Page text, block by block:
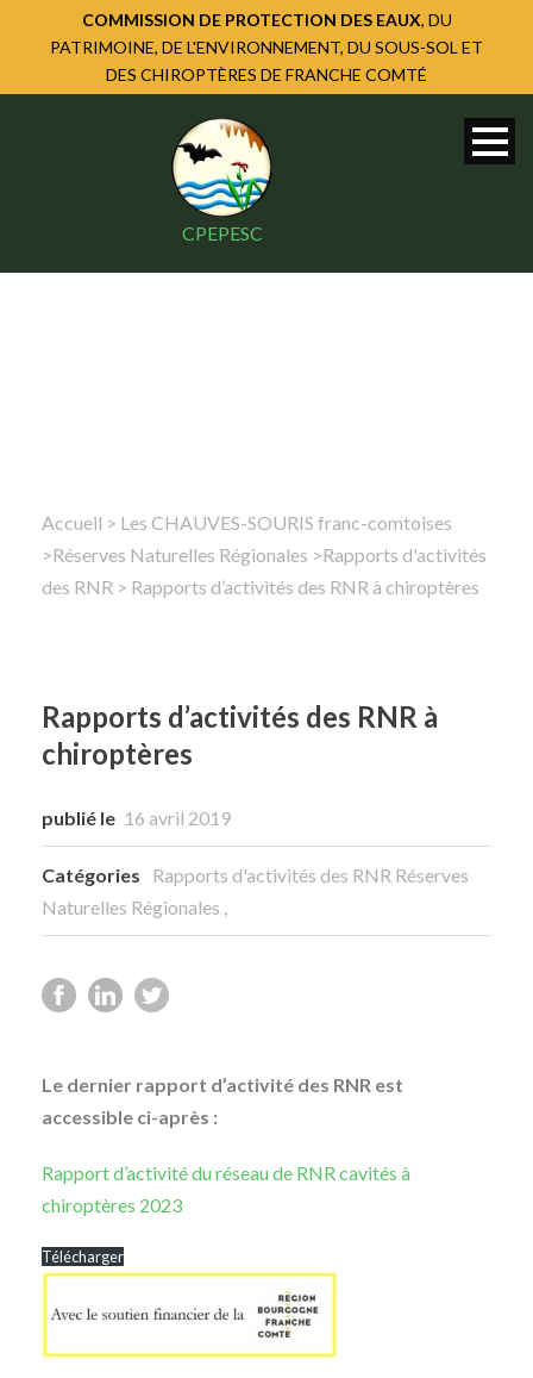
COMMISSION DE PROTECTION DES EAUX, DU
PATRIMOINE, DE L'ENVIRONNEMENT, DU SOUS-SOL ET
DES CHIROPTÈRES DE FRANCHE COMTÉ
CPEPESC
Rechercher
Accueil > Les CHAUVES-SOURIS franc-comtoises
>Réserves Naturelles Régionales >Rapports d'activités
des RNR > Rapports d’activités des RNR à chiroptères
Rapports d’activités des RNR à
chiroptères
publié le 16 avril 2019
Catégories Rapports d'activités des RNR Réserves
Naturelles Régionales ,
Le dernier rapport d’activité des RNR est
accessible ci-après :
Rapport d’activité du réseau de RNR cavités à
chiroptères 2023
Télécharger